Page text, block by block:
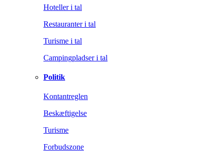
Hoteller i tal
Restauranter i tal
Turisme i tal
Campingpladser i tal
Politik
Kontantreglen
Beskæftigelse
Turisme
Forbudszone